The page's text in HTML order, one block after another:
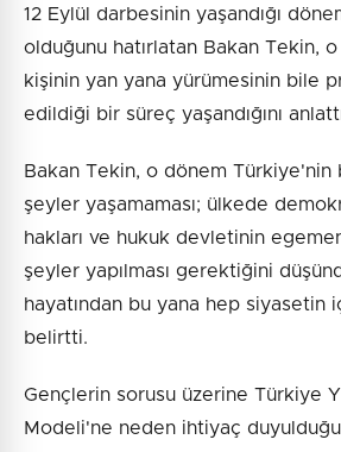
12 Eylül darbesinin yaşandığı
olduğunu hatırlatan Bakan Tekin,
kişinin yan yana yürümesinin bile
edildiği bir süreç yaşandığını
Bakan Tekin, o dönem Türkiye'nin
şeyler yaşamaması; ülkede
hakları ve hukuk devletinin
şeyler yapılması gerektiğini
hayatından bu yana hep siyasetin
belirtti.
Gençlerin sorusu üzerine Türkiye
Modeli'ne neden ihtiyaç